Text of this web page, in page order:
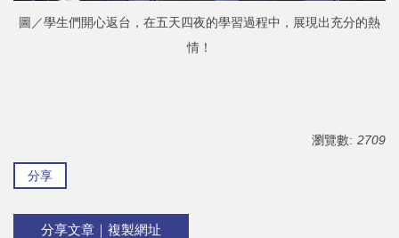
圖／學生們開心返台，在五天四夜的學習過程中，展現出充分的熱
情！
瀏覽數: 2709
分享
分享文章｜複製網址